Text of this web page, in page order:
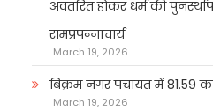
अवतरित होकर धर्म की
रामप्रपन्नाचार्य
March 19, 2026
बिक्रम नगर पंचायत में 81.59
March 19, 2026